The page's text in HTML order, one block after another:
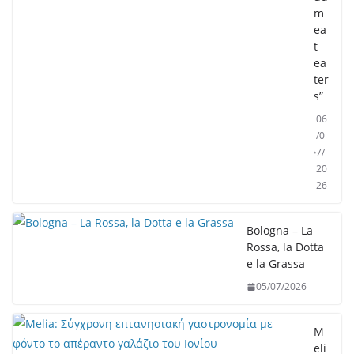
m
ea
t
ea
ter
s”
06
/0
7/
20
26
Bologna – La
Rossa, la Dotta
e la Grassa
05/07/2026
M
eli